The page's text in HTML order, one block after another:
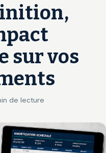
sur vos
de lecture